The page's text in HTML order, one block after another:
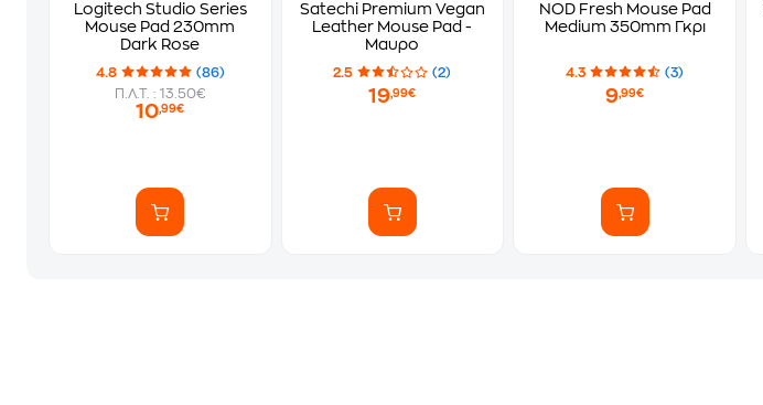
Logitech Studio Series
Mouse Pad 230mm
Dark Rose
4.8
(86)
Π.Λ.Τ. : 13.50€
10,99€
Satechi Premium Vegan
Leather Mouse Pad -
Μαυρο
2.5 (2)
19,99€
NOD Fresh Mouse Pad
Medium 350mm Γκρι
4.3 (3)
9,99€